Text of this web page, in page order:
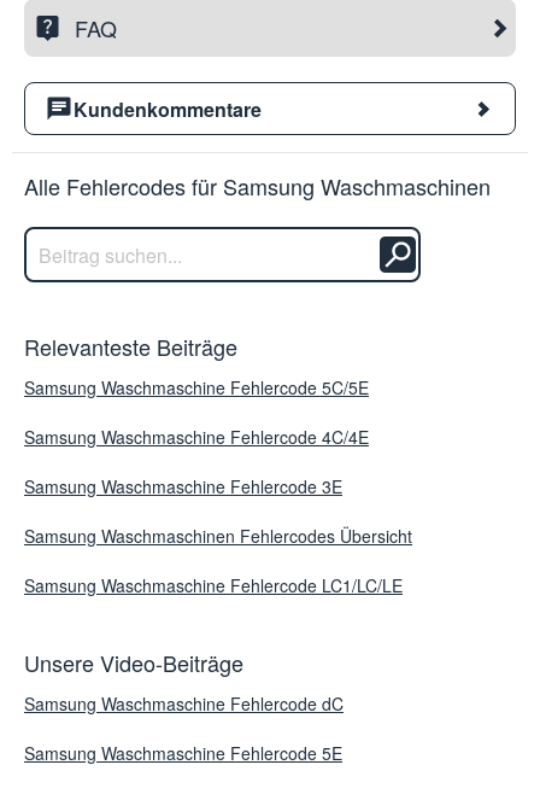
FAQ
Kundenkommentare
Alle Fehlercodes für Samsung Waschmaschinen
Relevanteste Beiträge
Samsung Waschmaschine Fehlercode 5C/5E
Samsung Waschmaschine Fehlercode 4C/4E
Samsung Waschmaschine Fehlercode 3E
Samsung Waschmaschinen Fehlercodes Übersicht
Samsung Waschmaschine Fehlercode LC1/LC/LE
Unsere Video-Beiträge
Samsung Waschmaschine Fehlercode dC
Samsung Waschmaschine Fehlercode 5E